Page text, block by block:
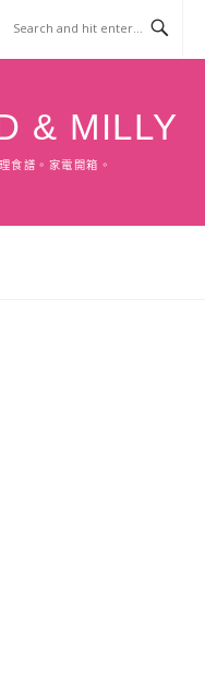
& MILLY
食譜。家電開箱。